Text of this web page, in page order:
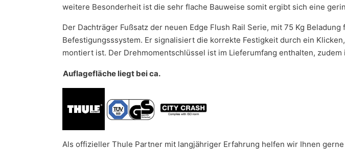
weitere Besonderheit ist die sehr flache Bauweise somit ergibt sich eine
Der Dachträger Fußsatz der neuen Edge Flush Rail Serie, mit 75 Kg
Befestigungsssystem. Er signalisiert die korrekte Festigkeit durch ein
montiert ist. Der Drehmomentschlüssel ist im Lieferumfang enthalten,
Auflagefläche liegt bei ca.
Als offizieller Thule Partner mit langjähriger Erfahrung helfen wir Ihnen